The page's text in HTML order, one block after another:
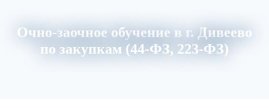
Очно-заочное обучение в г. Дивеево
по закупкам (44-ФЗ, 223-ФЗ)